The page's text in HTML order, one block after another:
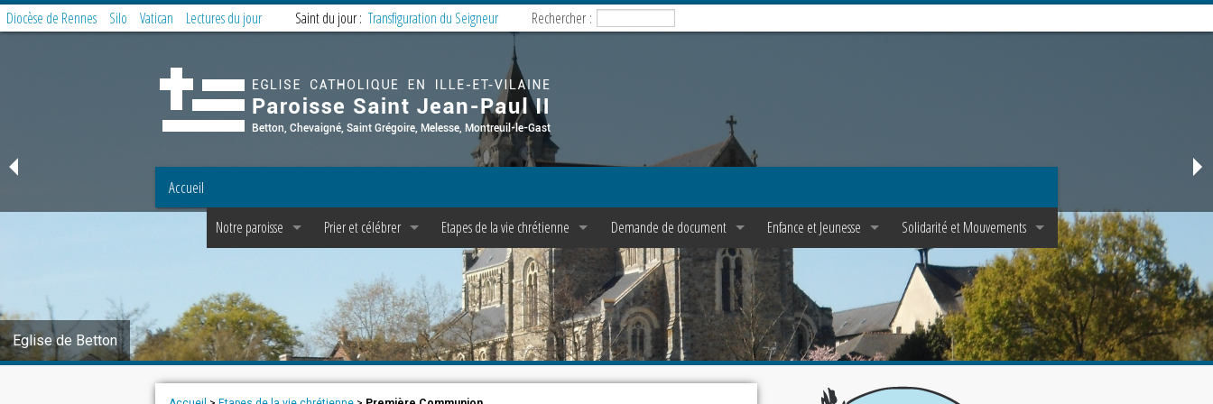
Eglise de Betton
Diocèse de Rennes Silo Vatican Lectures du jour Saint du jour : Transfiguration du Seigneur Rechercher :
Accueil
Notre paroisse
Accueil et Secrétariat
Prêtres, diacres, laïcs permanents, C P P et C P A E
Les fraternités paroissiales
Covoiturage à Betton : messe dominicale
Prier et célébrer
Messe des familles
Préparer la messe dominicale
Service de la liturgie
Offrandes de messe
Etapes de la vie chrétienne
Baptême
Confession/Réconciliation
Première Communion
Profession de Foi
Confirmation
Demande de document
Copie d’acte de baptême
Enfance et Jeunesse
Enfance
Pasto Jeunes et Epha✝a
M.E.J. et Scoutisme
Solidarité et Mouvements
Mouvements d’adultes
Mouvements de jeunes
Pastorale de la santé
Solidarité